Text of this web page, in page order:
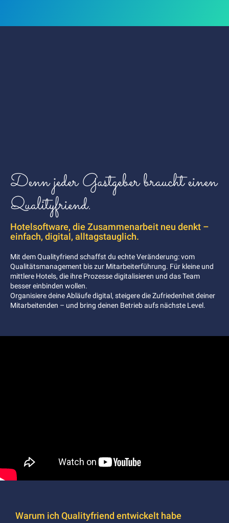
Denn jeder Gastgeber braucht einen
Qualityfriend.
Hotelsoftware, die Zusammenarbeit neu denkt –
einfach, digital, alltagstauglich.
Mit dem Qualityfriend schaffst du echte Veränderung: vom
Qualitätsmanagement bis zur Mitarbeiterführung. Für kleine und
mittlere Hotels, die ihre Prozesse digitalisieren und das Team
besser einbinden wollen.
Organisiere deine Abläufe digital, steigere die Zufriedenheit deiner
Mitarbeitenden – und bring deinen Betrieb aufs nächste Level.
Warum ich Qualityfriend entwickelt habe